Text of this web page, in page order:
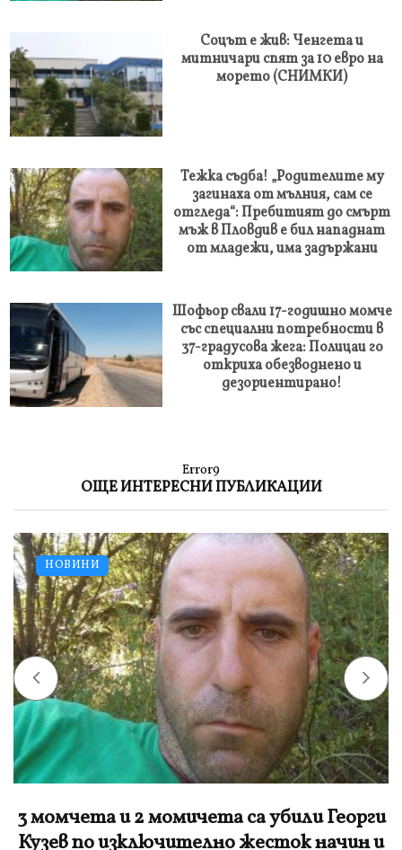
Соцът е жив: Ченгета и
митничари спят за 10 евро на
морето (СНИМКИ)
Тежка съдба! „Родителите му
загинаха от мълния, сам се
отгледа“: Пребитият до смърт
мъж в Пловдив е бил нападнат
от младежи, има задържани
Шофьор свали 17-годишно момче
със специални потребности в
37-градусова жега: Полицаи го
откриха обезводнено и
дезориентирано!
Error9
ОЩЕ ИНТЕРЕСНИ ПУБЛИКАЦИИ
НОВИНИ
3 момчета и 2 момичета са убили Георги
Кузев по изключително жесток начин и